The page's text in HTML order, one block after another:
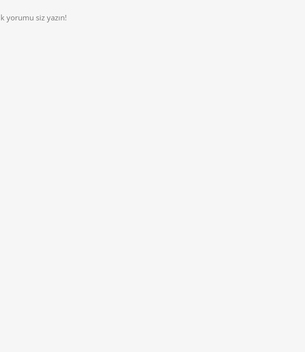
yorumu siz yazın!